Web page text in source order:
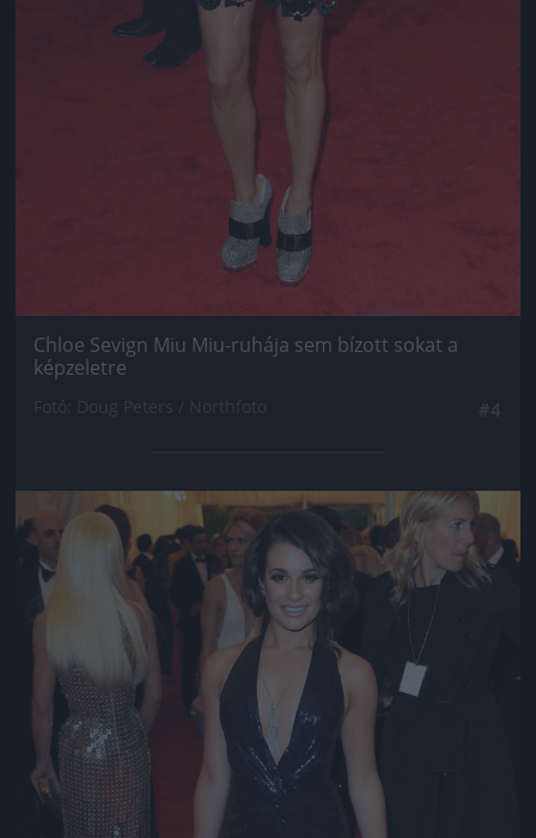
Chloe Sevign Miu Miu-ruhája sem bízott sokat a
képzeletre
Jön még kép!